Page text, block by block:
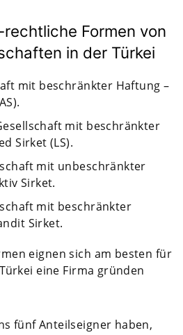
Formen von
in der Türkei
mit beschränkter Haftung –
mit beschränkter
Sirket (LS).
mit unbeschränkter
Sirket.
mit beschränkter
Sirket.
eignen sich am besten für
eine Firma gründen
fünf Anteilseigner haben,